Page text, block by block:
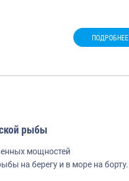
ПОДРОБНЕЕ
рыбы
мощностей
на берегу и в море на борту.